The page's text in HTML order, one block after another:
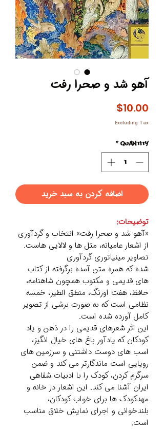
آهو شد و صحرا رفت
$10.00
Excluding Tax
Quantity
*
اضافه کردن به سبد خرید
توضیحات:
«آهو شد و صحرا رفت» انتخاب و گردآوری
از اشعار عامیانه، متل ها و لالایی هاست.
تصاویر مینیاتوری گردآوری
شده که همره متن آمده برگرفته از کتاب
های قدیمی و مکتوب همچون شاهنامه،
حافظ، هفت اورنگ، منطق الطیر، خمسه
نظامی است که به صورت برشی از تصویر
کامل آورده شده است.
این اثر شعرهای قدیمی را در ذهن و یاد
کودکان که یادآور باغ های خیال انگیز،
اسب های دوست داشتنی و سرزمین های
رویایی است ماندگارتر می کند و ضمن
سرگرم کردن، کودک را با ادبیات شفاهی
ایران آشنا می کند. این اشعار در خانه و
مهدکودک ها برای خواب کودکان،
بلندخوانی و اجرای نمایش خلاق مناسب
است.